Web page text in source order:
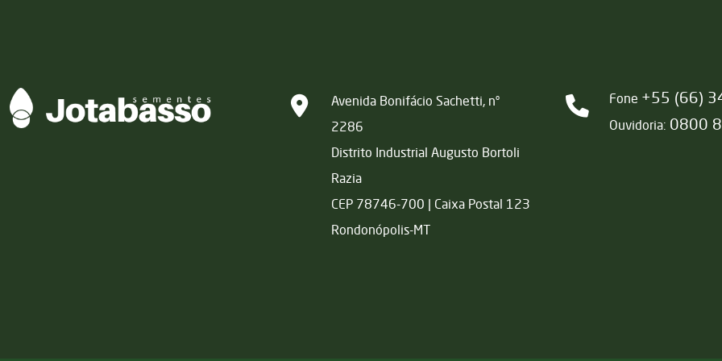
Matriz
Avenida Bonifácio Sachetti, nº
2286
Distrito Industrial Augusto Bortoli
Razia
CEP 78746-700 | Caixa Postal 123
Rondonópolis-MT
Fone +55 (66)
Ouvidoria: 0800